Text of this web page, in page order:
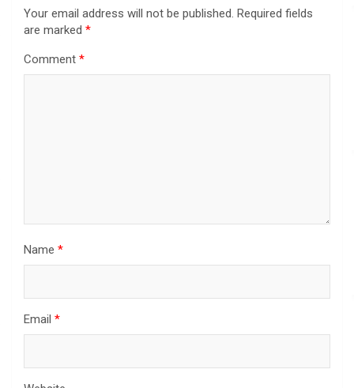
Your email address will not be published. Required fields
are marked *
Comment *
Name *
Email *